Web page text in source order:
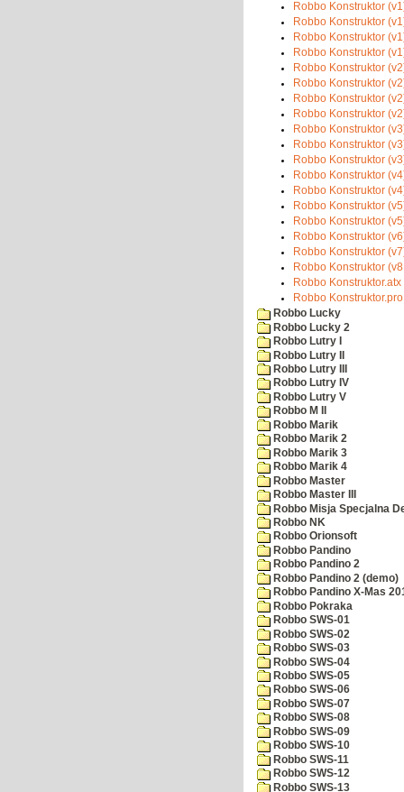
Robbo Konstruktor
Robbo Konstruktor
Robbo Konstruktor
Robbo Konstruktor
Robbo Konstruktor
Robbo Konstruktor
Robbo Konstruktor
Robbo Konstruktor
Robbo Konstruktor
Robbo Konstruktor
Robbo Konstruktor
Robbo Konstruktor
Robbo Konstruktor
Robbo Konstruktor
Robbo Konstruktor
Robbo Konstruktor
Robbo Konstruktor
Robbo Konstruktor
Robbo Konstruktor.atx
Robbo Konstruktor.pro
Robbo Lucky
Robbo Lucky 2
Robbo Lutry I
Robbo Lutry II
Robbo Lutry III
Robbo Lutry IV
Robbo Lutry V
Robbo M II
Robbo Marik
Robbo Marik 2
Robbo Marik 3
Robbo Marik 4
Robbo Master
Robbo Master III
Robbo Misja Specjalna
Robbo NK
Robbo Orionsoft
Robbo Pandino
Robbo Pandino 2
Robbo Pandino 2 (demo)
Robbo Pandino X-Mas
Robbo Pokraka
Robbo SWS-01
Robbo SWS-02
Robbo SWS-03
Robbo SWS-04
Robbo SWS-05
Robbo SWS-06
Robbo SWS-07
Robbo SWS-08
Robbo SWS-09
Robbo SWS-10
Robbo SWS-11
Robbo SWS-12
Robbo SWS-13